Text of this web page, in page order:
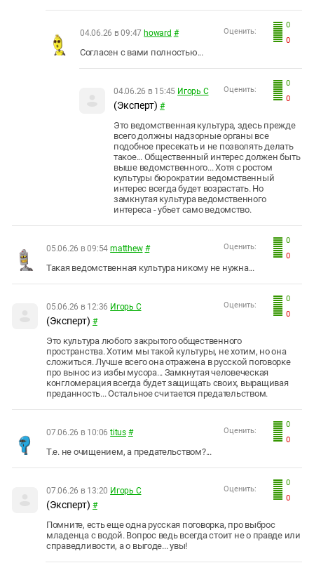
0
0
Оценить:
04.06.26 в 09:47 howard #
Согласен с вами полностью...
0
0
Оценить:
04.06.26 в 15:45 Игорь С
(Эксперт) #
Это ведомственная культура, здесь прежде
всего должны надзорные органы все
подобное пресекать и не позволять делать
такое... Общественный интерес должен быть
выше ведомственного... Хотя с ростом
культуры бюрократии ведомственный
интерес всегда будет возрастать. Но
замкнутая культура ведомственного
интереса - убьет само ведомство.
0
0
Оценить:
05.06.26 в 09:54 matthew #
Такая ведомственная культура никому не нужна...
0
0
Оценить:
05.06.26 в 12:36 Игорь С
(Эксперт) #
Это культура любого закрытого общественного
пространства. Хотим мы такой культуры, не хотим, но она
сложиться. Лучше всего она отражена в русской поговорке
про вынос из избы мусора... Замкнутая человеческая
конгломерация всегда будет защищать своих, выращивая
преданность... Остальное считается предательством.
0
0
Оценить:
07.06.26 в 10:06 titus #
Т.е. не очищением, а предательством?...
0
0
Оценить:
07.06.26 в 13:20 Игорь С
(Эксперт) #
Помните, есть еще одна русская поговорка, про выброс
младенца с водой. Вопрос ведь всегда стоит не о правде или
справедливости, а о выгоде... увы!